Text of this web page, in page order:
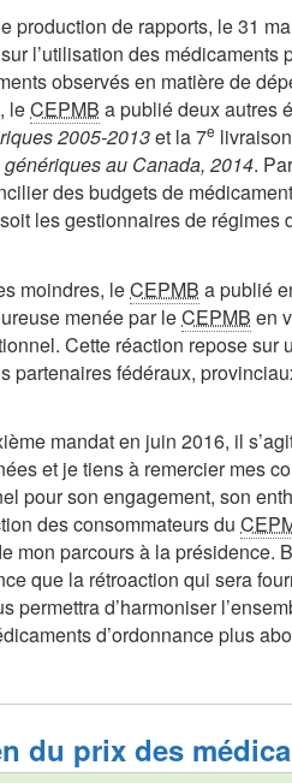
production de rapports, le 31
l’utilisation des médicaments
observés en matière de
leCEPMB a publié deux autres
2005-2013et la 7e
au Canada, 2014.
des budgets de
les gestionnaires de
moindres, leCEPMB a publié
menée par leCEPMB en
Cette réaction repose
partenaires fédéraux,
mandat en juin 2016, il
et je tiens à remercier mes
pour son engagement, son
des consommateurs du
mon parcours à la présidence.
que la rétroaction qui sera
permettra d’harmoniser
d’ordonnance plus
du prix des